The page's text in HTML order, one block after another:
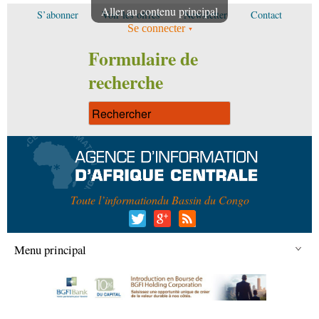
Aller au contenu principal
S’abonner Voir les offres Newsletter Contact
Se connecter
Formulaire de
recherche
Toute l’informationdu Bassin du Congo
Menu principal